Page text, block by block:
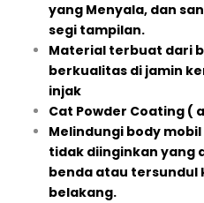
yang Menyala, dan
segi tampilan.
Material terbuat dari
berkualitas di jamin
injak
Cat Powder Coating (
Melindungi body
tidak diinginkan yang
benda atau tersundul
belakang.